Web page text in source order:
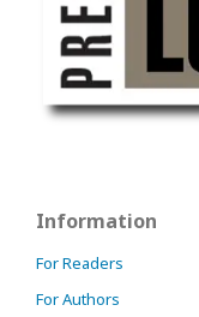
Information
For Readers
For Authors